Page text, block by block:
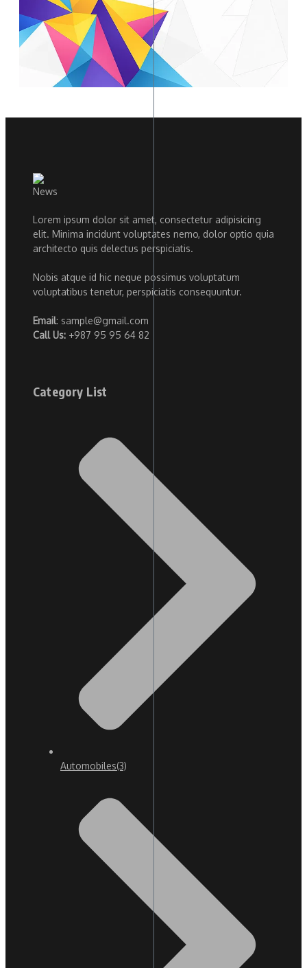
Lorem ipsum dolor sit amet, consectetur adipisicing
elit. Minima incidunt voluptates nemo, dolor optio quia
architecto quis delectus perspiciatis.
Nobis atque id hic neque possimus voluptatum
voluptatibus tenetur, perspiciatis consequuntur.
Email: sample@gmail.com
Call Us: +987 95 95 64 82
Category List
Automobiles(3)